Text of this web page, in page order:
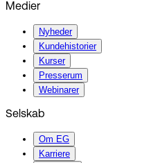
Medier
Nyheder
Kundehistorier
Kurser
Presserum
Webinarer
Selskab
Om EG
Karriere